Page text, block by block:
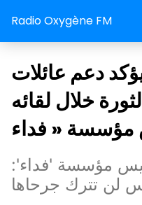
Radio Oxygène FM
دعم عائلات
خلال لقائه
مؤسسة 'فداء':
لن تترك جرحاها